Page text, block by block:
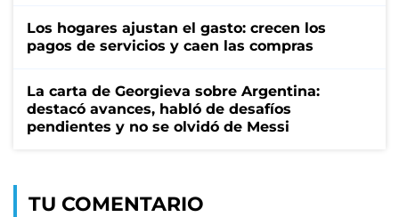
Los hogares ajustan el gasto: crecen los
pagos de servicios y caen las compras
La carta de Georgieva sobre Argentina:
destacó avances, habló de desafíos
pendientes y no se olvidó de Messi
TU COMENTARIO